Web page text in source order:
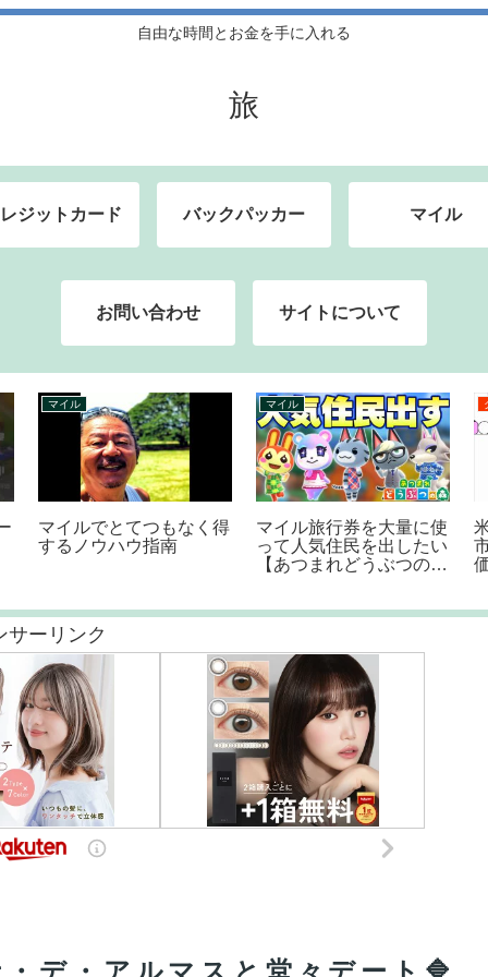
自由な時間とお金を手に入れる
旅
ジットカード バックパッカー マイル
お問い合わせ サイトについて
#バック
海外旅行
クレジットカード
RBL credit card
customer care number ||
バックパッカー
#端島 #長崎 #旅行
クパッカー #軍艦島
サーリンク
デ・アルマスと堂々デート🔷